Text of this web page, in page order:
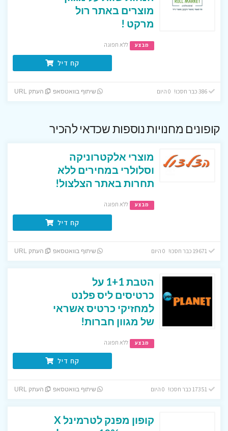
מוצרים באתר רול
מרקט !
מבצע ללא תפוגה
קח דיל
386 כבר חסכו! 0 היום שיתוף בוואטסאפ העתק URL
קופונים מחנויות נוספות שכדאי להכיר
מוצרי אלקטרוניקה
וסלולרי במחירים ללא
תחרות באתר הצלצול!
מבצע ללא תפוגה
קח דיל
שיתוף בוואטסאפ העתק URL
הטבת 1+1 על
כרטיסים ליס פלנט
למחזיקי כרטיס אשראי
של מגוון חברות!
מבצע ללא תפוגה
קח דיל
שיתוף בוואטסאפ העתק URL
קופון מפנק לטרמינל X